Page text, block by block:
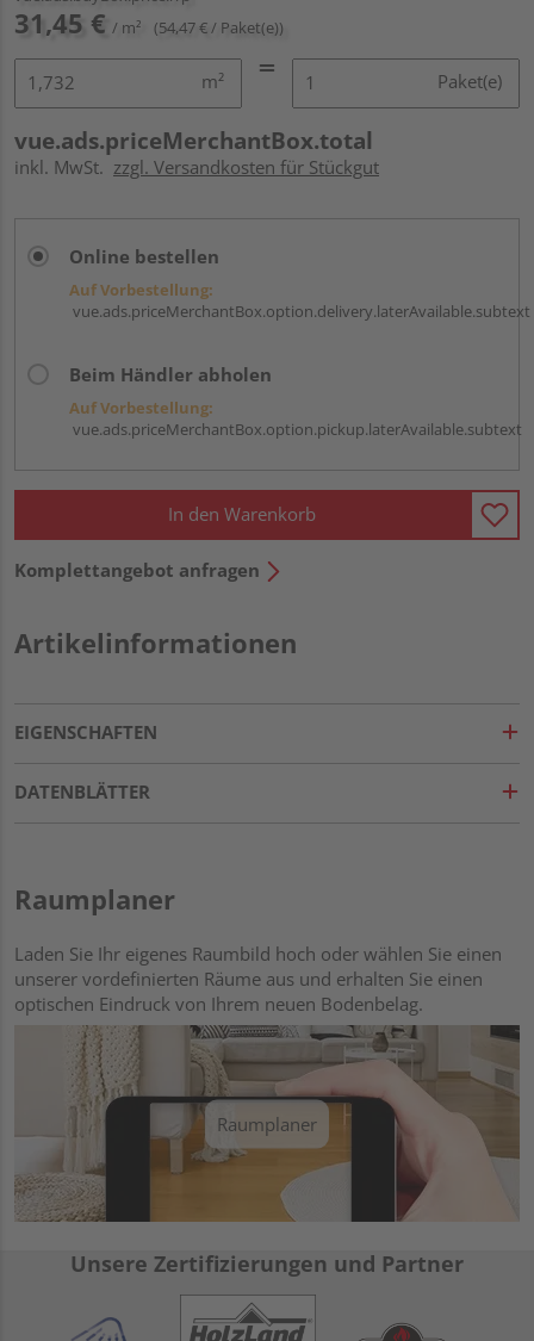
31,45 € / m² (54,47 € / Paket(e))
m² Paket(e)
vue.ads.priceMerchantBox.total
inkl. MwSt. zzgl. Versandkosten für Stückgut
Online bestellen
Auf Vorbestellung:
vue.ads.priceMerchantBox.option.delivery.laterAvailable.subtext
Beim Händler abholen
Auf Vorbestellung:
vue.ads.priceMerchantBox.option.pickup.laterAvailable.subtext
In den Warenkorb
Komplettangebot anfragen
Artikelinformationen
EIGENSCHAFTEN
DATENBLÄTTER
Raumplaner
Laden Sie Ihr eigenes Raumbild hoch oder wählen Sie einen
unserer vordefinierten Räume aus und erhalten Sie einen
optischen Eindruck von Ihrem neuen Bodenbelag.
Raumplaner
Unsere Zertifizierungen und Partner